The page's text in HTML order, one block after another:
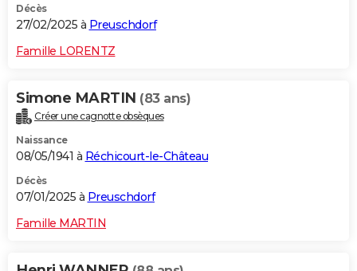
Décès
27/02/2025 à Preuschdorf
Famille LORENTZ
Simone MARTIN (83 ans)
Créer une cagnotte obsèques
Naissance
08/05/1941 à Réchicourt-le-Château
Décès
07/01/2025 à Preuschdorf
Famille MARTIN